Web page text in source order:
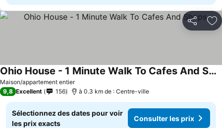
Partager
Maison/appartement entier
Ohio House - 1 Minute Walk To Cafes And Shops
9,8 Excellent 156 à 0.3 km de : Centre-ville
Sélectionnez des dates pour voir
les prix exacts
Consulter les prix